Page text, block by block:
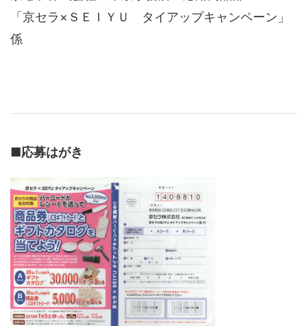
「京セラ×ＳＥＩＹＵ タイアップキャンペーン」
係
■応募はがき